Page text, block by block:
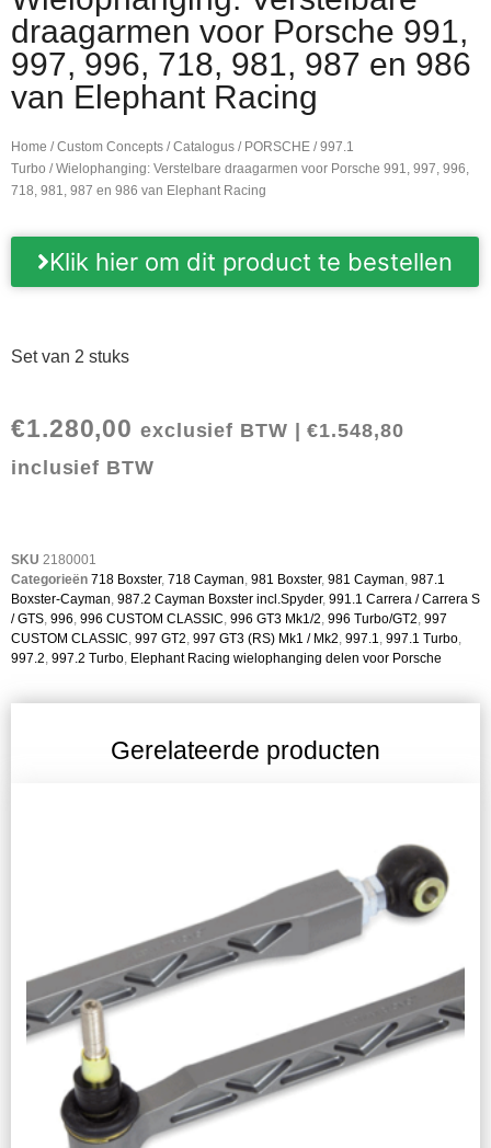
draagarmen voor Porsche 991,
997, 996, 718, 981, 987 en 986
van Elephant Racing
Home /Custom Concepts /Catalogus / PORSCHE /997.1
Turbo / Wielophanging: Verstelbare draagarmen voor Porsche 991, 997, 996,
718, 981, 987 en 986 van Elephant Racing
Klik hier om dit product te bestellen
Set van 2 stuks
€1.280,00 exclusief BTW |€1.548,80
inclusief BTW
SKU 2180001
Categorieën 718 Boxster, 718 Cayman, 981 Boxster, 981 Cayman, 987.1
Boxster-Cayman, 987.2 Cayman Boxster incl.Spyder, 991.1 Carrera / Carrera S
/ GTS, 996, 996 CUSTOM CLASSIC, 996 GT3 Mk1/2, 996 Turbo/GT2, 997
CUSTOM CLASSIC, 997 GT2, 997 GT3 (RS) Mk1 / Mk2, 997.1, 997.1 Turbo,
997.2, 997.2 Turbo, Elephant Racing wielophanging delen voor Porsche
Gerelateerde producten